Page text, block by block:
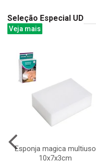
Seleção Especial UD
Veja mais
Esponja magica multiuso
10x7x3cm